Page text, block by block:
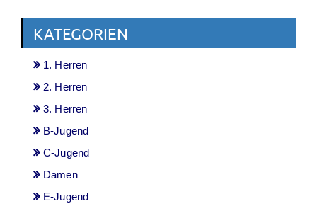
KATEGORIEN
1. Herren
2. Herren
3. Herren
B-Jugend
C-Jugend
Damen
E-Jugend